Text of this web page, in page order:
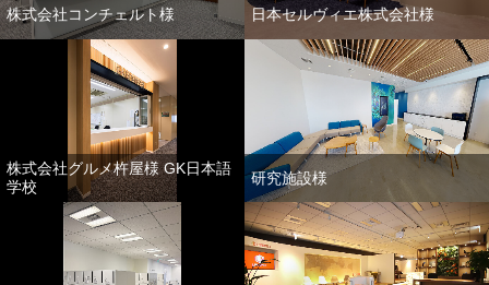
株式会社コンチェルト様 日本セルヴィエ株式会社様
株式会社グルメ杵屋様 GK日本語
学校
研究施設様